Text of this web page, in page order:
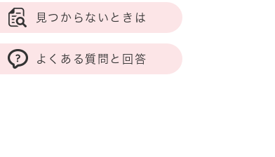
見つからないときは
よくある質問と回答